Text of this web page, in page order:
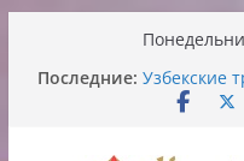
содержимому
Последние: Узбекские
символика